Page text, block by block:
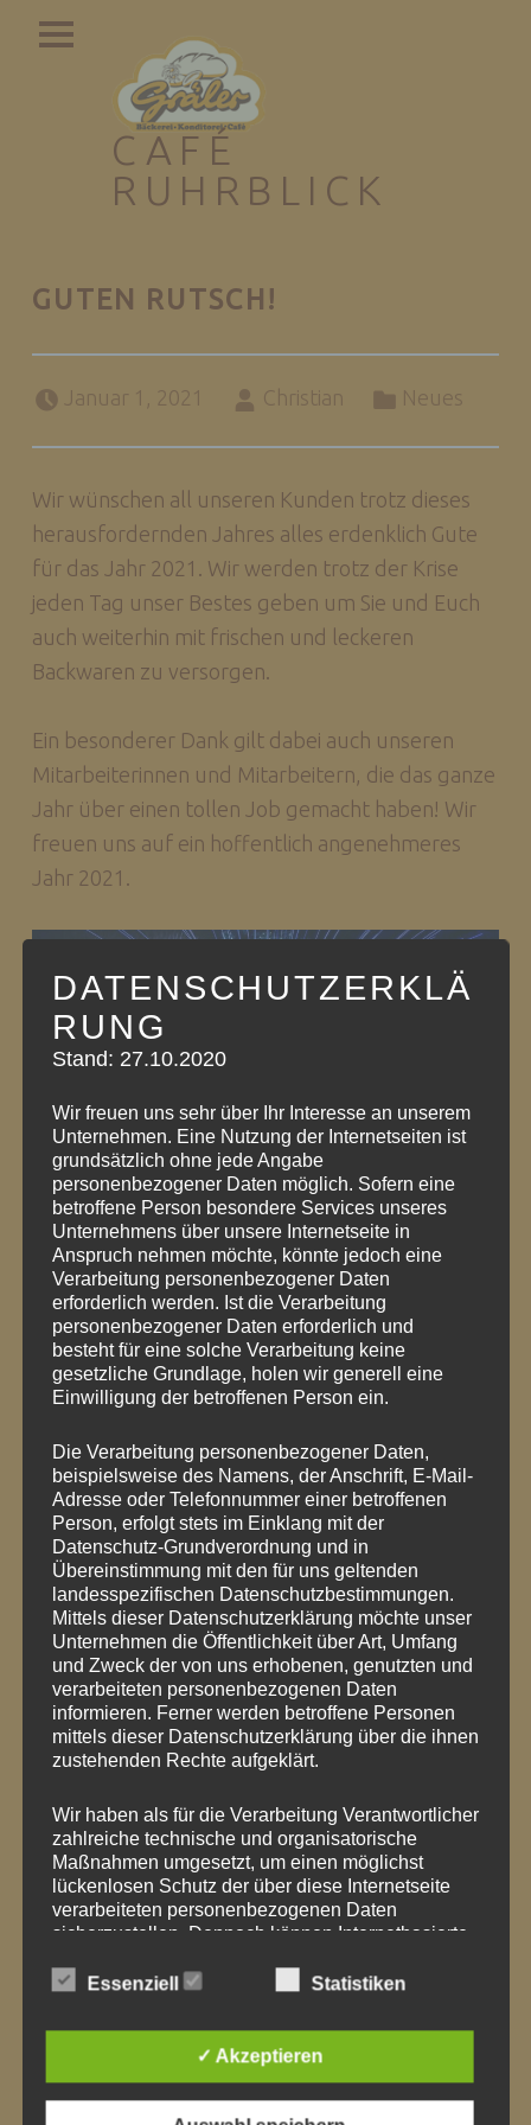
CAFÉ
RUHRBLICK
GUTEN RUTSCH!
Januar 1, 2021
Christian
Neues
Wir wünschen all unseren Kunden trotz dieses
herausfordernden Jahres alles erdenklich Gute
für das Jahr 2021. Wir werden trotz der Krise
jeden Tag unser Bestes geben um Sie und Euch
auch weiterhin mit frischen und leckeren
Backwaren zu versorgen.
Ein besonderer Dank gilt dabei auch unseren
Mitarbeiterinnen und Mitarbeitern, die das ganze
Jahr über einen tollen Job gemacht haben! Wir
freuen uns auf ein hoffentlich angenehmeres
Jahr 2021.
BEITRAGSNAVIGATION
PREVIOUS POST
Öffnungszeiten im
Dezember und
Januar
NEXT POST
Liebe geht durch
den Magen – vor
allem am
Valentinstag
RUTSCH!”
SCHREIBE EINEN KOMMENTAR
Deine E-Mail-Adresse wird nicht veröffentlicht.
Erforderliche Felder sind mit *markiert
DATENSCHUTZERKLÄ
RUNG
Stand: 27.10.2020
Wir freuen uns sehr über Ihr Interesse an unserem
Unternehmen. Eine Nutzung der Internetseiten ist
grundsätzlich ohne jede Angabe
personenbezogener Daten möglich. Sofern eine
betroffene Person besondere Services unseres
Unternehmens über unsere Internetseite in
Anspruch nehmen möchte, könnte jedoch eine
Verarbeitung personenbezogener Daten
erforderlich werden. Ist die Verarbeitung
personenbezogener Daten erforderlich und
besteht für eine solche Verarbeitung keine
gesetzliche Grundlage, holen wir generell eine
Einwilligung der betroffenen Person ein.
Die Verarbeitung personenbezogener Daten,
beispielsweise des Namens, der Anschrift, E-Mail-
Adresse oder Telefonnummer einer betroffenen
Person, erfolgt stets im Einklang mit der
Datenschutz-Grundverordnung und in
Übereinstimmung mit den für uns geltenden
landesspezifischen Datenschutzbestimmungen.
Mittels dieser Datenschutzerklärung möchte unser
Unternehmen die Öffentlichkeit über Art, Umfang
und Zweck der von uns erhobenen, genutzten und
verarbeiteten personenbezogenen Daten
informieren. Ferner werden betroffene Personen
mittels dieser Datenschutzerklärung über die ihnen
zustehenden Rechte aufgeklärt.
Wir haben als für die Verarbeitung Verantwortlicher
zahlreiche technische und organisatorische
Maßnahmen umgesetzt, um einen möglichst
lückenlosen Schutz der über diese Internetseite
verarbeiteten personenbezogenen Daten
sicherzustellen. Dennoch können Internetbasierte
Sicherheitslücken aufweisen, sodass ein absoluter
diesem Grund steht es jeder betroffenen Person
frei, personenbezogene Daten auch auf
uns zu übermitteln.
Essenziell Statistiken
✓ Akzeptieren